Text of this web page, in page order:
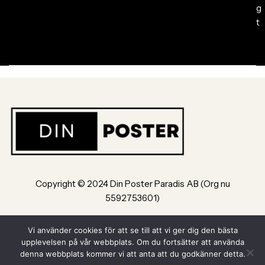
g
t
Copyright © 2024 Din Poster Paradis AB (Org nu
5592753601)
Powered by Din Poster Paradis AB Jönköping
Vi använder cookies för att se till att vi ger dig den bästa
upplevelsen på vår webbplats. Om du fortsätter att använda
denna webbplats kommer vi att anta att du godkänner detta.